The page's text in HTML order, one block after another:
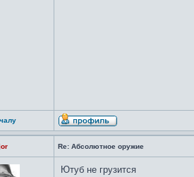
Re: Абсолютное оружие
Ютуб не грузится